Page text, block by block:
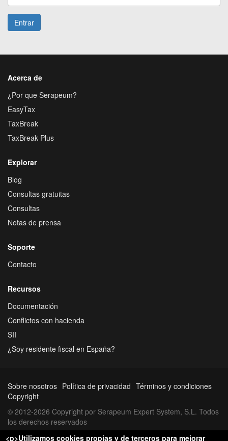
Entrar
Acerca de
¿Por que Serapeum?
EasyTax
TaxBreak
TaxBreak Plus
Explorar
Blog
Consultas gratuitas
Consultas
Notas de prensa
Soporte
Contacto
Recursos
Documentación
Conflictos con hacienda
SII
¿Soy residente fiscal en España?
Sobre nosotros Política de privacidad Términos y condiciones
Copyright
© 2012-2026 Copyright por Serapeum Expert System, S.L. Todos
los derechos reservados
<p>Utilizamos cookies propias y de terceros para mejorar